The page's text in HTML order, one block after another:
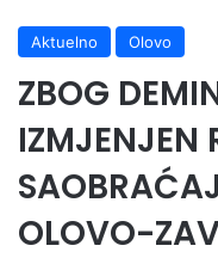
Aktuelno Olovo
ZBOG
IZMJENJEN
OLOVO-